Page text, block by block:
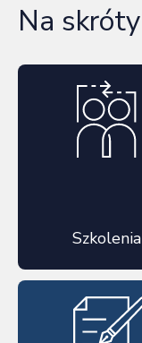
Na skróty
Szkolenia